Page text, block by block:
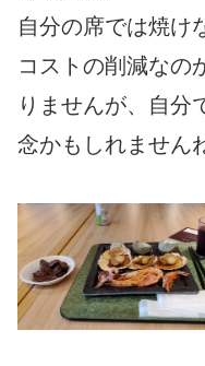
自分の席では焼け
コストの削減なの
りませんが、自分
念かもしれません